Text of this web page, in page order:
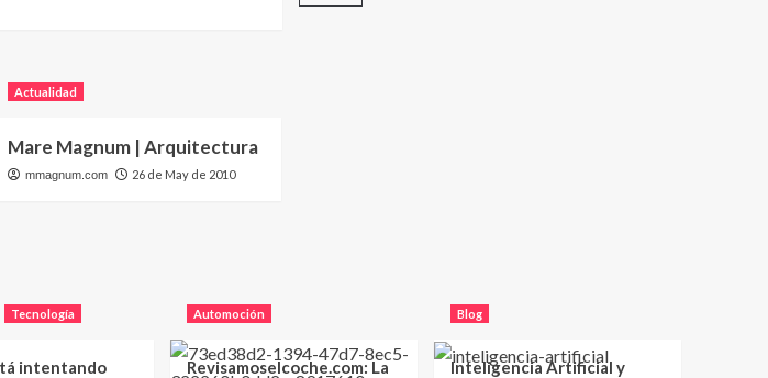
Actualidad
Mare Magnum | Arquitectura
mmagnum.com 26 de May de 2010
Tecnología
intentando
Automoción
Revisamoselcoche.com: La
Blog
Inteligencia Artificial y